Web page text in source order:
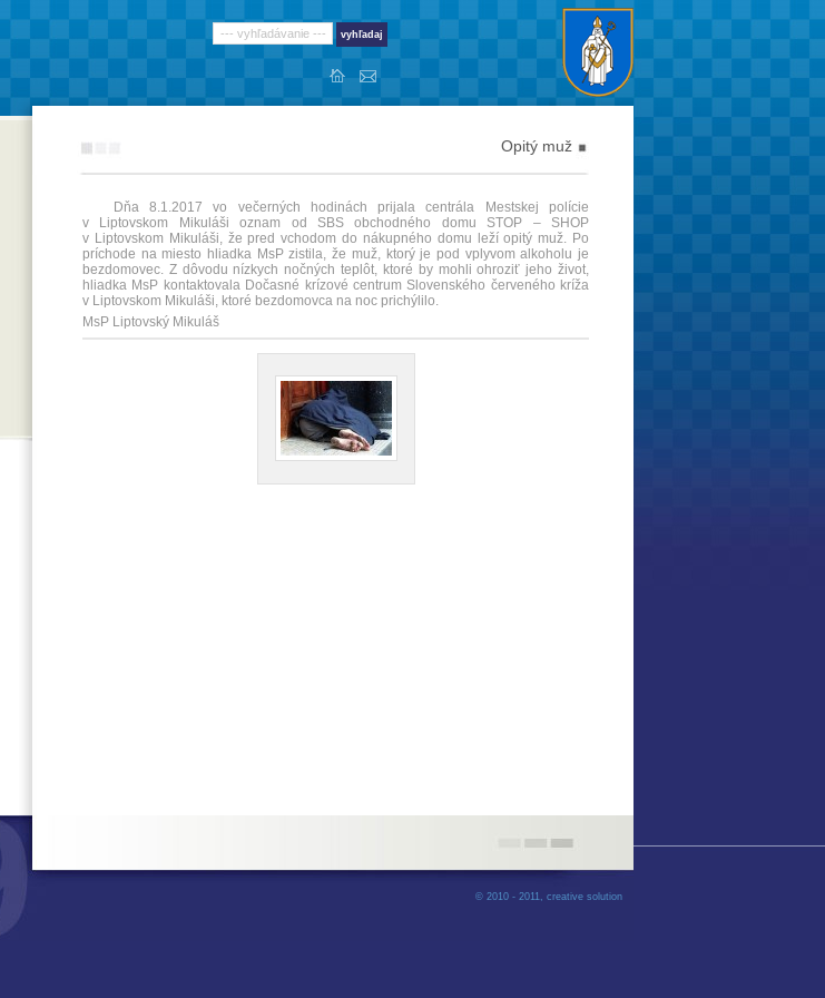
Opitý muž
Dňa 8.1.2017 vo večerných hodinách prijala centrála Mestskej polície
v Liptovskom Mikuláši oznam od SBS obchodného domu STOP – SHOP
v Liptovskom Mikuláši, že pred vchodom do nákupného domu leží opitý muž. Po
príchode na miesto hliadka MsP zistila, že muž, ktorý je pod vplyvom alkoholu je
bezdomovec. Z dôvodu nízkych nočných teplôt, ktoré by mohli ohroziť jeho život,
hliadka MsP kontaktovala Dočasné krízové centrum Slovenského červeného kríža
v Liptovskom Mikuláši, ktoré bezdomovca na noc prichýlilo.
MsP Liptovský Mikuláš
© 2010 - 2011, creative solution